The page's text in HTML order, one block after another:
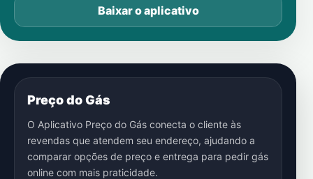
Baixar o aplicativo
Preço do Gás
O Aplicativo Preço do Gás conecta o cliente às
revendas que atendem seu endereço, ajudando a
comparar opções de preço e entrega para pedir gás
online com mais praticidade.